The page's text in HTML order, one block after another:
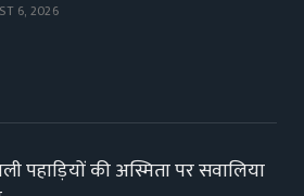
6, 2026
पहाड़ियों की अस्मिता पर सवालिया